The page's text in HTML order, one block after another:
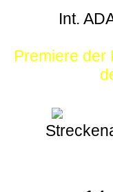
Int.
Premiere der